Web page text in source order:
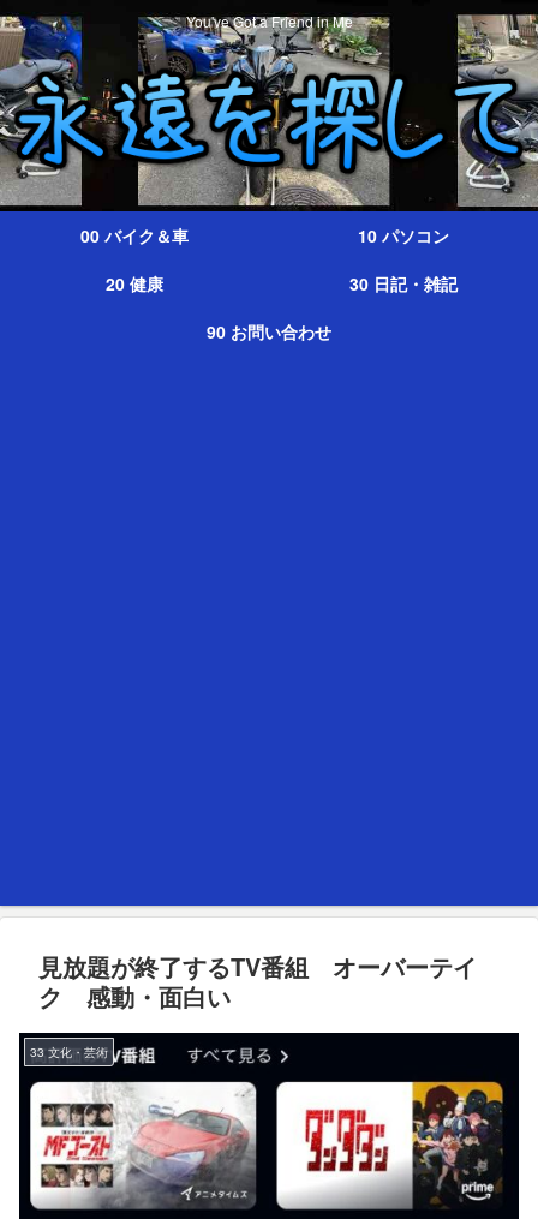
You've Got a Friend in Me
00 バイク＆車
10 パソコン
20 健康
30 日記・雑記
90 お問い合わせ
見放題が終了するTV番組 オーバーテイ
ク 感動・面白い
33 文化・芸術